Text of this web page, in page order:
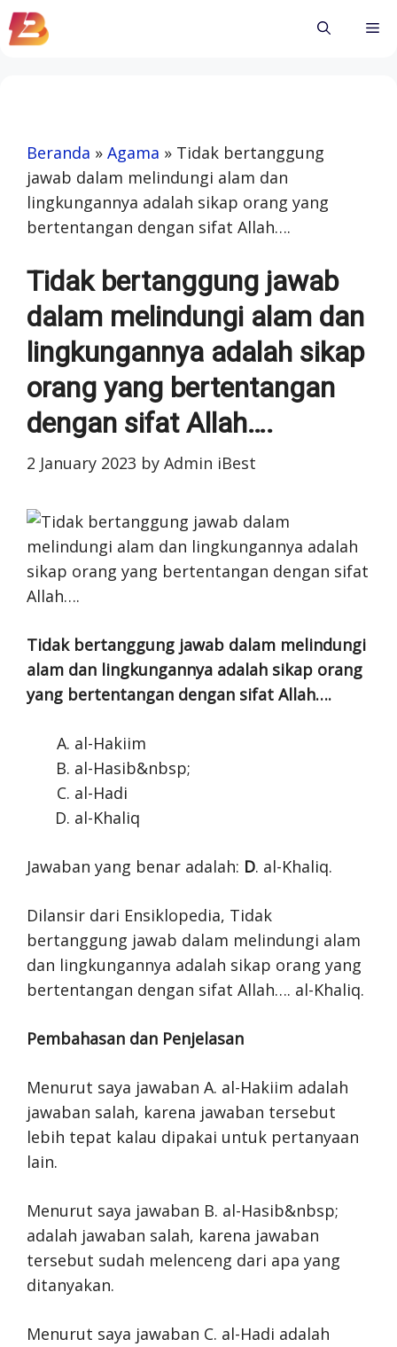
Skip
to
Beranda » Agama » Tidak bertanggung
jawab dalam melindungi alam dan
lingkungannya adalah sikap orang yang
bertentangan dengan sifat Allah….
Tidak bertanggung jawab
dalam melindungi alam dan
lingkungannya adalah sikap
orang yang bertentangan
dengan sifat Allah….
2 January 2023 by Admin iBest
Tidak bertanggung jawab dalam melindungi
alam dan lingkungannya adalah sikap orang
yang bertentangan dengan sifat Allah….
al-Hakiim
al-Hasib&nbsp;
al-Hadi
al-Khaliq
Jawaban yang benar adalah: D. al-Khaliq.
Dilansir dari Ensiklopedia, Tidak
bertanggung jawab dalam melindungi alam
dan lingkungannya adalah sikap orang yang
bertentangan dengan sifat Allah…. al-Khaliq.
Pembahasan dan Penjelasan
Menurut saya jawaban A. al-Hakiim adalah
jawaban salah, karena jawaban tersebut
lebih tepat kalau dipakai untuk pertanyaan
lain.
Menurut saya jawaban B. al-Hasib&nbsp;
adalah jawaban salah, karena jawaban
tersebut sudah melenceng dari apa yang
ditanyakan.
Menurut saya jawaban C. al-Hadi adalah